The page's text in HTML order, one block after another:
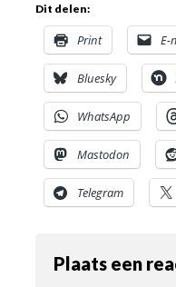
Dit delen:
Print E-
Bluesky
WhatsApp
Mastodon
Telegram
Plaats een